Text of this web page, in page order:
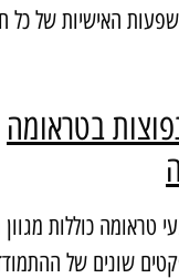
האישיות של כל
בטראומה
כוללות מגוון
שונים של